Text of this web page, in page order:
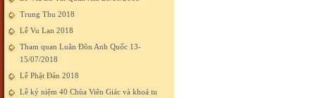
Trung Thu 2018
Lễ Vu Lan 2018
Tham quan Luân Đôn Anh Quốc 13-
15/07/2018
Lễ Phật Đản 2018
Lễ kỷ niệm 40 Chùa Viên Giác và khoá tu